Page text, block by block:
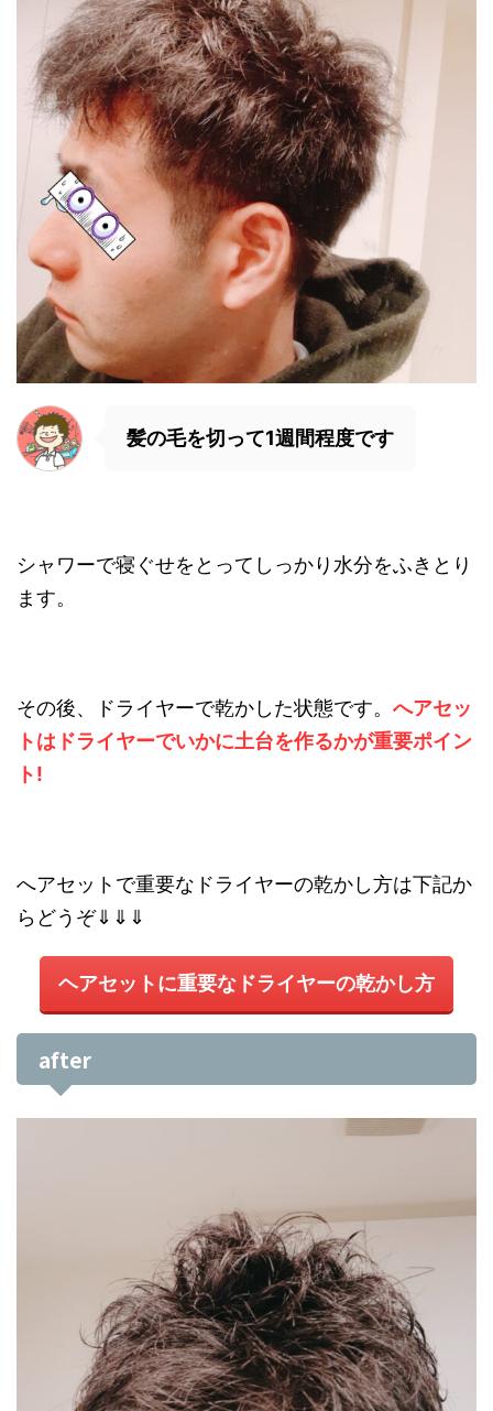
髪の毛を切って1週間程度です
シャワーで寝ぐせをとってしっかり水分をふきとり
ます。
その後、ドライヤーで乾かした状態です。 へアセッ
トはドライヤーでいかに土台を作るかが重要ポイン
ト!
へアセットで重要なドライヤーの乾かし方は下記か
らどうぞ⇓⇓⇓
ヘアセットに重要なドライヤーの乾かし方
after